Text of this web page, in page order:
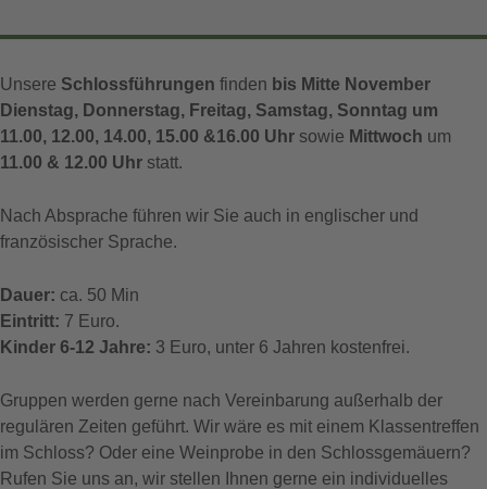
Unsere Schlossführungen finden bis Mitte November
Dienstag, Donnerstag, Freitag, Samstag, Sonntag um
11.00, 12.00, 14.00, 15.00 &16.00 Uhr sowie Mittwoch um
11.00 & 12.00 Uhr statt.
Nach Absprache führen wir Sie auch in englischer und
französischer Sprache.
Dauer: ca. 50 Min
Eintritt: 7 Euro.
Kinder 6-12 Jahre: 3 Euro, unter 6 Jahren kostenfrei.
Gruppen werden gerne nach Vereinbarung außerhalb der
regulären Zeiten geführt. Wir wäre es mit einem Klassentreffen
im Schloss? Oder eine Weinprobe in den Schlossgemäuern?
Rufen Sie uns an, wir stellen Ihnen gerne ein individuelles